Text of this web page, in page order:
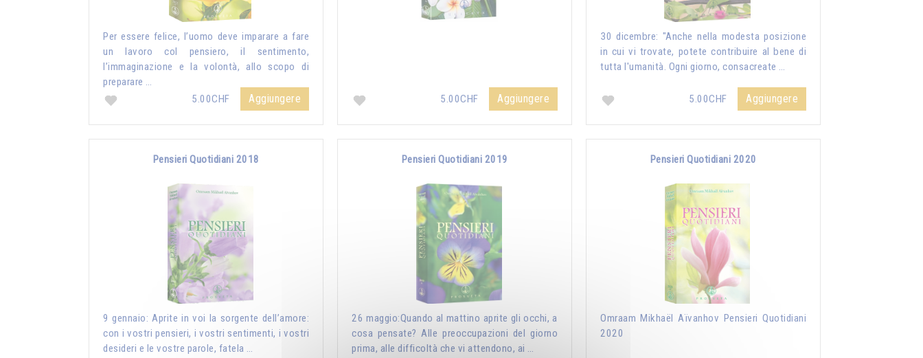
Per essere felice, l’uomo deve imparare a fare
un lavoro col pensiero, il sentimento,
l’immaginazione e la volontà, allo scopo di
preparare …
5.00CHF
Aggiungere 5.00CHF Aggiungere
30 dicembre: "Anche nella modesta posizione
in cui vi trovate, potete contribuire al bene di
tutta l'umanità. Ogni giorno, consacreate …
5.00CHF Aggiungere
Pensieri Quotidiani 2018
9 gennaio: Aprite in voi la sorgente dell’amore:
con i vostri pensieri, i vostri sentimenti, i vostri
desideri e le vostre parole, fatela …
Pensieri Quotidiani 2019
26 maggio:Quando al mattino aprite gli occhi, a
cosa pensate? Alle preoccupazioni del giorno
prima, alle difficoltà che vi attendono, ai …
Pensieri Quotidiani 2020
Omraam Mikhaël Aïvanhov Pensieri Quotidiani
2020